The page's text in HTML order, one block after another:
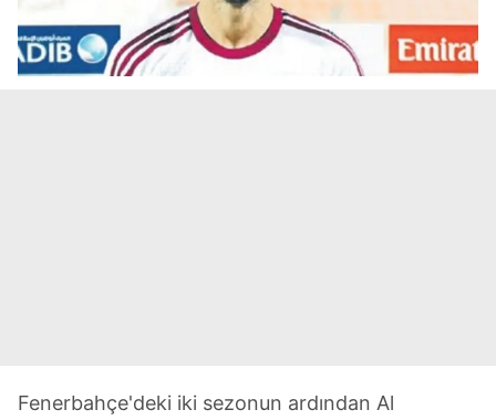
Fenerbahçe'deki iki sezonun ardından Al